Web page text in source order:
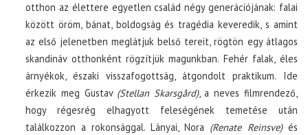
otthon az élettere egyetlen család négy generációjának: falai
között öröm, bánat, boldogság és tragédia keveredik, s amint
az első jelenetben meglátjuk belső tereit, rögtön egy átlagos
skandináv otthonként rögzítjük magunkban. Fehér falak, éles
árnyékok, északi visszafogottság, átgondolt praktikum. Ide
érkezik meg Gustav (Stellan Skarsgård), a neves filmrendező,
hogy régesrég elhagyott feleségének temetése után
találkozzon a rokonsággal. Lányai, Nora (Renate Reinsve)és